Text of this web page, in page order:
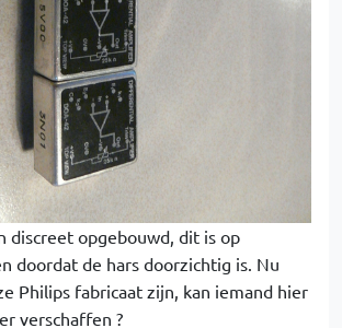
discreet opgebouwd, dit is op
doordat de hars doorzichtig is. Nu
Philips fabricaat zijn, kan iemand hier
verschaffen ?